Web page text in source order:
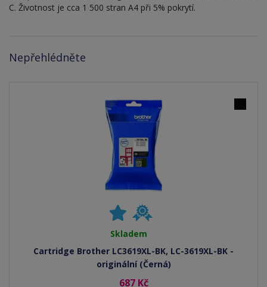
C. Životnost je cca 1 500 stran A4 při 5% pokrytí.
Nepřehlédněte
Skladem
Cartridge Brother LC3619XL-BK, LC-3619XL-BK -
originální (Černá)
687 Kč